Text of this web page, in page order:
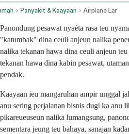
imah Panyakit & Kaayaan Airplane Ear
Panondung pesawat nyaéta rasa teu
"katumbak" dina ceuli anjeun nalika
nalika tekanan hawa dina ceuli anjeun
tekanan hawa dina kabin pesawat,
pendak.
Kaayaan ieu mangaruhan ampir unggal
anu sering perjalanan bisnis dugi ka anu
pikareueuseun nalika lumangsung,
sementara jeung teu bahaya, sanajan